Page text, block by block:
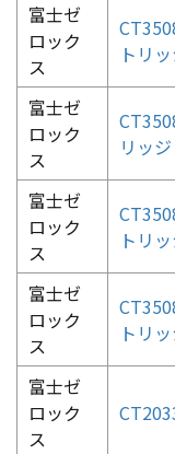
富士ゼ
ロック
ス
トリ
富士ゼ
ロック
ス
リッジ
富士ゼ
ロック
ス
トリ
富士ゼ
ロック
ス
トリ
富士ゼ
ロック
ス